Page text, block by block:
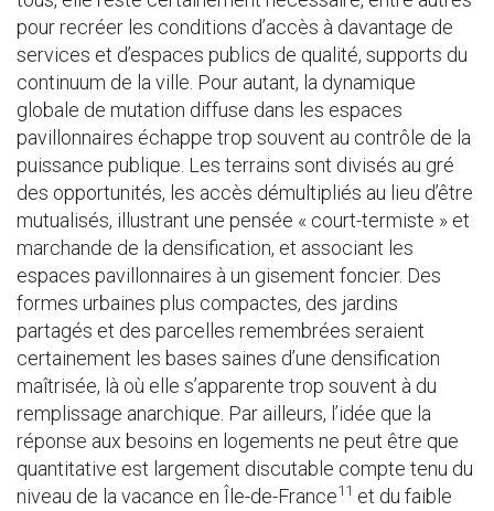
pour recréer les conditions d’accès à davantage de
services et d’espaces publics de qualité, supports du
continuum de la ville. Pour autant, la dynamique
globale de mutation diffuse dans les espaces
pavillonnaires échappe trop souvent au contrôle de la
puissance publique. Les terrains sont divisés au gré
des opportunités, les accès démultipliés au lieu d’être
mutualisés, illustrant une pensée « court-termiste » et
marchande de la densification, et associant les
espaces pavillonnaires à un gisement foncier. Des
formes urbaines plus compactes, des jardins
partagés et des parcelles remembrées seraient
certainement les bases saines d’une densification
maîtrisée, là où elle s’apparente trop souvent à du
remplissage anarchique. Par ailleurs, l’idée que la
réponse aux besoins en logements ne peut être que
quantitative est largement discutable compte tenu du
niveau de la vacance en Île-de-France11 et du faible